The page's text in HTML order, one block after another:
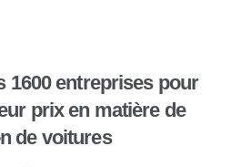
1600 entreprises pour
prix en matière de
de voitures